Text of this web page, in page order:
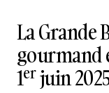
La Grande
gourmand
1erjuin